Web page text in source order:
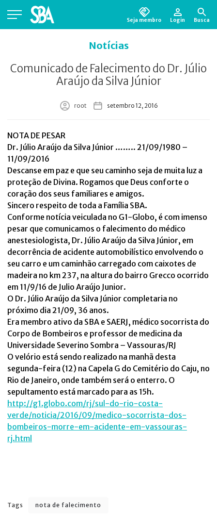
Seja membro Login Busca
Notícias
Comunicado de Falecimento do Dr. Júlio
Araújo da Silva Júnior
root setembro 12, 2016
NOTA DE PESAR
Dr. Júlio Araújo da Silva Júnior …….. 21/09/1980 –
11/09/2016
Descanse em paz e que seu caminho seja de muita luz a
proteção de Divina. Rogamos que Deus conforte o
coração dos seus familiares e amigos.
Sincero respeito de toda a Família SBA.
Conforme notícia veiculada no G1-Globo, é com imenso
pesar que comunicamos o falecimento do médico
anestesiologista, Dr. Júlio Araújo da Silva Júnior, em
decorrência de acidente automobilístico envolvendo o
seu carro e um caminhão carregado com caixotes de
madeira no km 237, na altura do bairro Grecco ocorrido
em 11/9/16 de Julio Araújo Junior.
O Dr. Júlio Araújo da Silva Júnior completaria no
próximo dia 21/09, 36 anos.
Era membro ativo da SBA e SAERJ, médico socorrista do
Corpo de Bombeiros e professor de medicina da
Universidade Severino Sombra – Vassouras/RJ
O velório está sendo realizado na manhã desta
segunda-feira (12) na Capela G do Cemitério do Caju, no
Rio de Janeiro, onde também será o enterro. O
sepultamento está marcado para as 15h.
http://g1.globo.com/rj/sul-do-rio-costa-
verde/noticia/2016/09/medico-socorrista-dos-
bombeiros-morre-em-acidente-em-vassouras-
rj.html
Tags nota de falecimento